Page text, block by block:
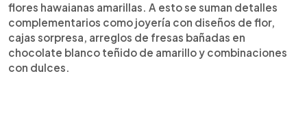
flores hawaianas amarillas. A esto se suman detalles
complementarios como joyería con diseños de flor,
cajas sorpresa, arreglos de fresas bañadas en
chocolate blanco teñido de amarillo y combinaciones
con dulces.